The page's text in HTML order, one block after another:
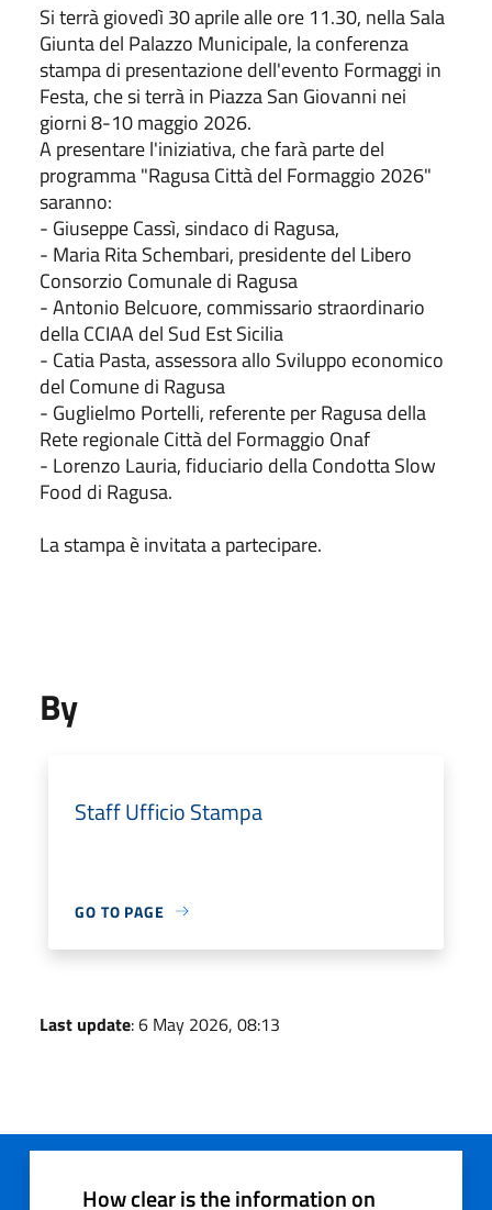
Si terrà giovedì 30 aprile alle ore 11.30, nella Sala
Giunta del Palazzo Municipale, la conferenza
stampa di presentazione dell'evento Formaggi in
Festa, che si terrà in Piazza San Giovanni nei
giorni 8-10 maggio 2026.
A presentare l'iniziativa, che farà parte del
programma "Ragusa Città del Formaggio 2026"
saranno:
- Giuseppe Cassì, sindaco di Ragusa,
- Maria Rita Schembari, presidente del Libero
Consorzio Comunale di Ragusa
- Antonio Belcuore, commissario straordinario
della CCIAA del Sud Est Sicilia
- Catia Pasta, assessora allo Sviluppo economico
del Comune di Ragusa
- Guglielmo Portelli, referente per Ragusa della
Rete regionale Città del Formaggio Onaf
- Lorenzo Lauria, fiduciario della Condotta Slow
Food di Ragusa.
La stampa è invitata a partecipare.
By
Staff Ufficio Stampa
GO TO PAGE
Last update: 6 May 2026, 08:13
How clear is the information on